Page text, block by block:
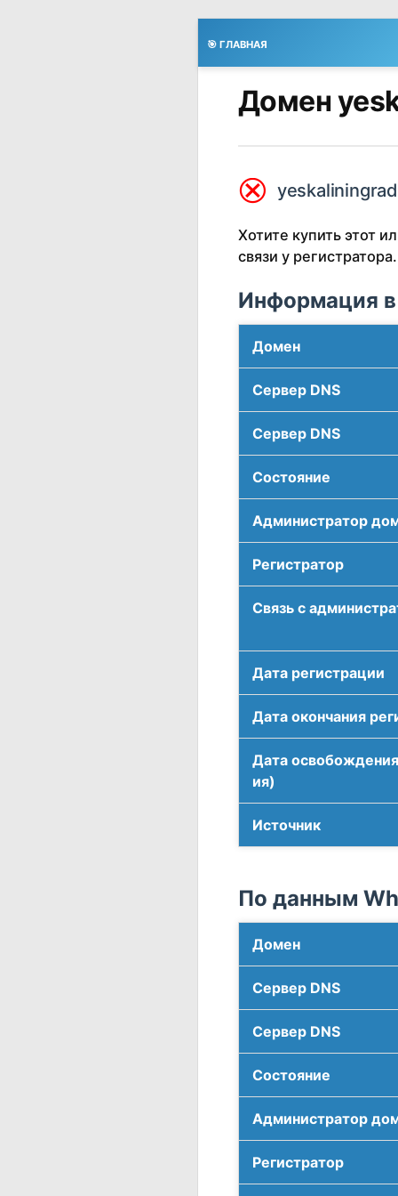
🎯 ГЛАВНАЯ
Домен
⮿
Хотите купить этот
связи у регистратора.
Информация в
Домен
Сервер DNS
Сервер DNS
Соcтояние
Администратор
Регистратор
Связь с
Дата регистрации
Дата окончания
Дата
ия)
Источник
По данным
Домен
Сервер DNS
Сервер DNS
Соcтояние
Администратор
Регистратор